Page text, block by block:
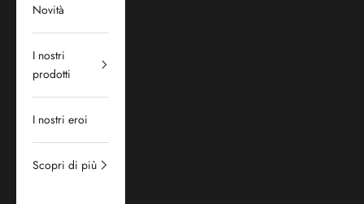
Novità
I nostri
prodotti
I nostri eroi
Scopri di più